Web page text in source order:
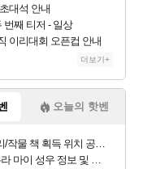
대석 안내
번째 티저 - 일상
이리대회 오픈컵 안내
더보기+
오늘의 핫벤
획득 위치 공략 (36개) - 미식가 도전과제
이 성우 정보 및 주요 필모